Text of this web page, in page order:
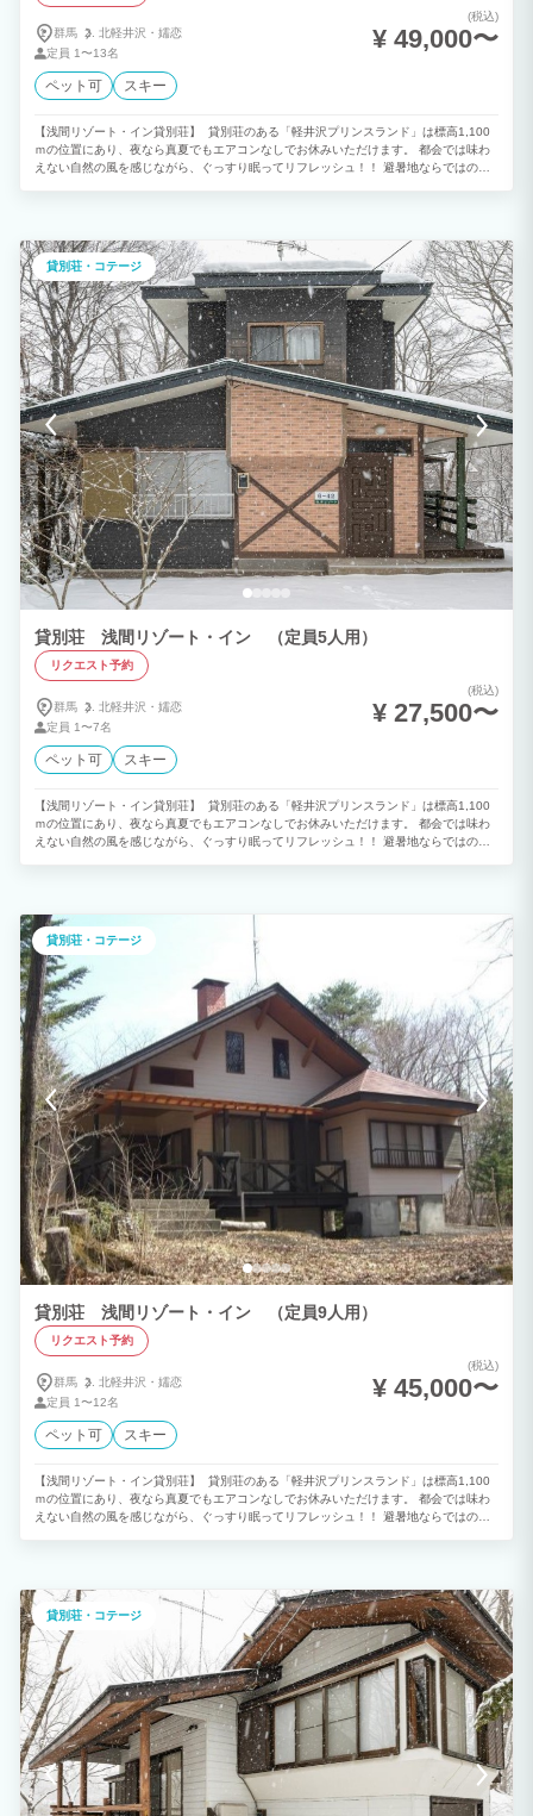
群馬 北軽井沢・ 嬬恋
定員 1〜13名
(税込)
¥ 49,000〜
ペット可 スキー
【浅間リゾート・イン貸別荘】 貸別荘のある「軽井沢プリンスランド」は標高1,100
ｍの位置にあり、夜なら真夏でもエアコンなしでお休みいただけます。 都会では味わ
えない自然の風を感じながら、ぐっすり眠ってリフレッシュ！！ 避暑地ならではの時
分にお持ち下さい。
貸別荘・コテージ
貸別荘 浅間リゾート・イン （定員5人用）
リクエスト予約
群馬 北軽井沢・ 嬬恋
定員 1〜7名
(税込)
¥ 27,500〜
ペット可 スキー
【浅間リゾート・イン貸別荘】 貸別荘のある「軽井沢プリンスランド」は標高1,100
ｍの位置にあり、夜なら真夏でもエアコンなしでお休みいただけます。 都会では味わ
えない自然の風を感じながら、ぐっすり眠ってリフレッシュ！！ 避暑地ならではの時
分にお持ち下さい。
貸別荘・コテージ
貸別荘 浅間リゾート・イン （定員9人用）
リクエスト予約
群馬 北軽井沢・ 嬬恋
定員 1〜12名
(税込)
¥ 45,000〜
ペット可 スキー
【浅間リゾート・イン貸別荘】 貸別荘のある「軽井沢プリンスランド」は標高1,100
ｍの位置にあり、夜なら真夏でもエアコンなしでお休みいただけます。 都会では味わ
えない自然の風を感じながら、ぐっすり眠ってリフレッシュ！！ 避暑地ならではの時
分にお持ち下さい。
貸別荘・コテージ